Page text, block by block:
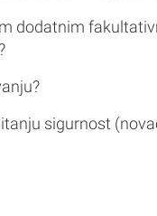
dodatnim
sigurnost